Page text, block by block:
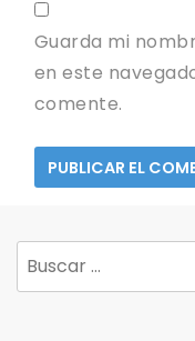
Guarda mi
en este
comente.
Buscar: